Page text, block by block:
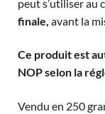
peut s’utiliser au
finale, avant la
Ce produit est
NOP selon la
Vendu en 250